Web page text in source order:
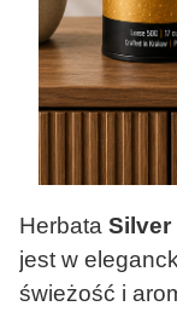
Herbata Silver
jest w
świeżość i